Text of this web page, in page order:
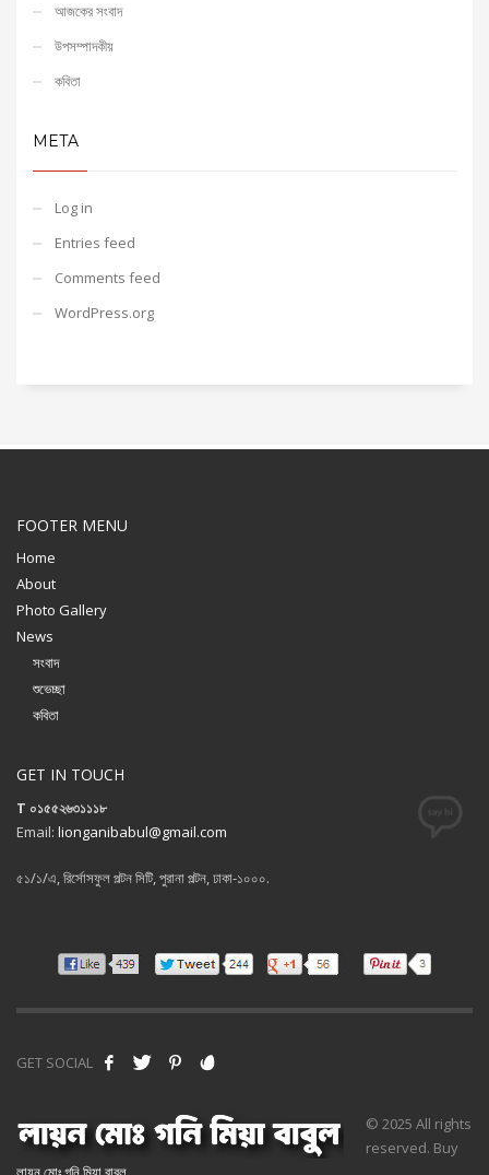
আজকের সংবাদ
উপসম্পাদকীয়
কবিতা
META
Log in
Entries feed
Comments feed
WordPress.org
FOOTER MENU
Home
About
Photo Gallery
News
সংবাদ
শুভেচ্ছা
কবিতা
GET IN TOUCH
T ০১৫৫২৬৩১১১৮
Email: lionganibabul@gmail.com
৫১/১/এ, রির্সোসফুল পল্টন সিটি, পুরানা পল্টন, ঢাকা-১০০০.
GET SOCIAL
© 2025 All rights
reserved. Buy